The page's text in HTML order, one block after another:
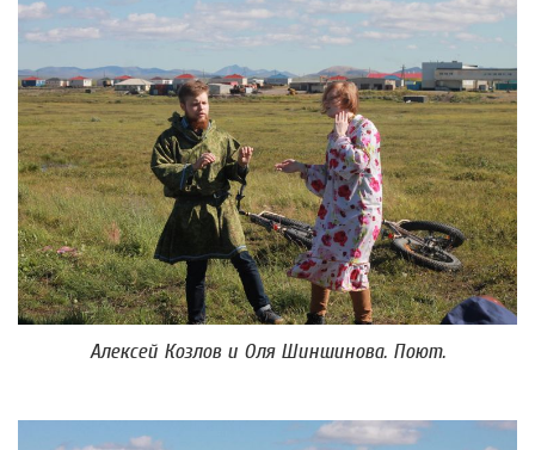
Алексей Козлов и Оля Шиншинова. Поют.